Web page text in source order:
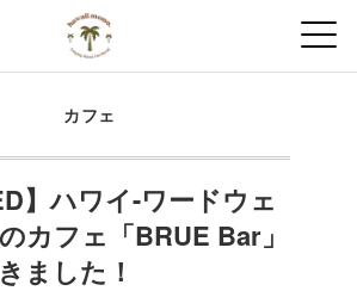
カフェ
】ハワイ-ワードウェ
カフェ「BRUE Bar」
ました！